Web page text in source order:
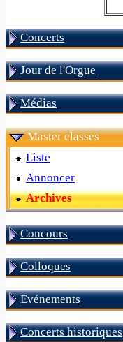
Concerts
Jour de l'Orgue
Médias
Master classes
Liste
Annoncer
Archives
Concours
Colloques
Evénements
Concerts historiques